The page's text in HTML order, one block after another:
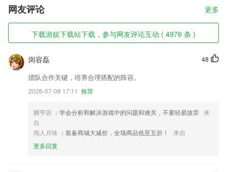
网友评论 更多
下载游娱下载站下载，参与网友评论互动 ( 4976 条 )
48
闵容磊
团队合作关键，培养合理搭配的阵容。
2026-07-08 17:11 推荐
阙亨琼 ：学会分析和解决游戏中的问题和难关，不要轻易放弃 来
自
闻人月咏 ：装备商城大减价，全场商品低至五折！
来自
更多回复